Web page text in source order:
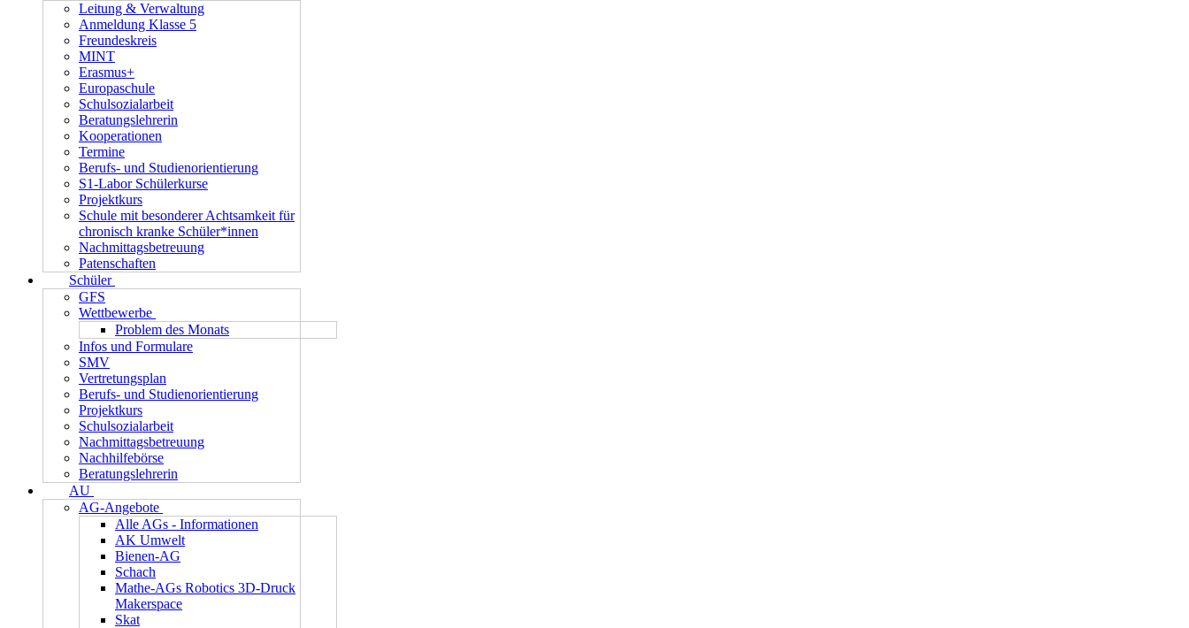
Leitung & Verwaltung
Anmeldung Klasse 5
Freundeskreis
MINT
Erasmus+
Europaschule
Schulsozialarbeit
Beratungslehrerin
Kooperationen
Termine
Berufs- und Studienorientierung
S1-Labor Schülerkurse
Projektkurs
Schule mit besonderer Achtsamkeit für
chronisch kranke Schüler*innen
Nachmittagsbetreuung
Patenschaften
Schüler
GFS
Wettbewerbe
Problem des Monats
Infos und Formulare
SMV
Vertretungsplan
Berufs- und Studienorientierung
Projektkurs
Schulsozialarbeit
Nachmittagsbetreuung
Nachhilfebörse
Beratungslehrerin
AU
AG-Angebote
Alle AGs - Informationen
AK Umwelt
Bienen-AG
Schach
Mathe-AGs Robotics 3D-Druck
Makerspace
Skat